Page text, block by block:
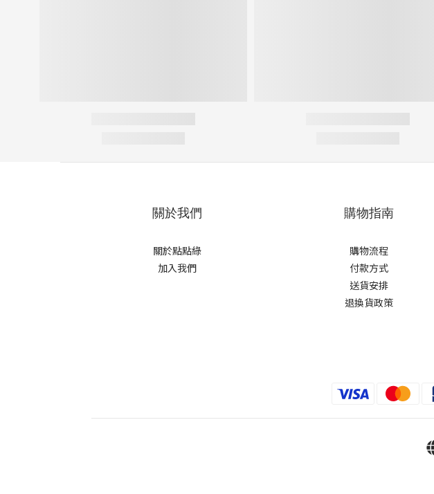
關於我們
關於點點綠
加入我們
購物指南
購物流程
付款方式
送貨安排
退換貨政策